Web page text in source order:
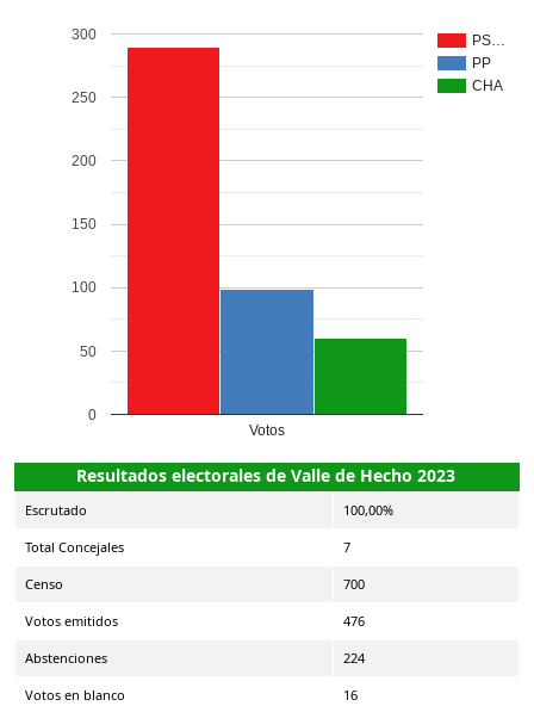
PS…
PP
CHA
Votos
0
50
100
150
200
250
300
Resultados electorales de Valle de Hecho 2023
Escrutado 100,00%
Total Concejales 7
Censo 700
Votos emitidos 476
Abstenciones 224
Votos en blanco 16